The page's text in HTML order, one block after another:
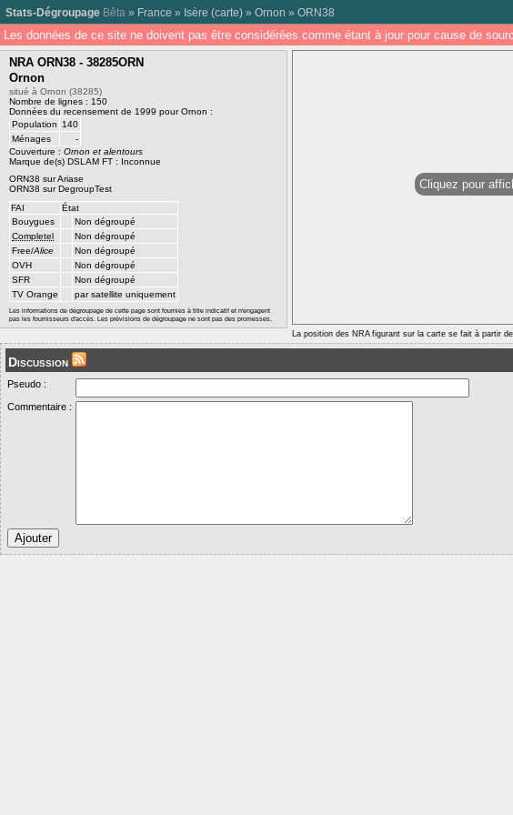
Stats-Dégroupage Bêta » France » Isère (carte) » Ornon » ORN38
Les données de ce site ne doivent pas être considérées comme étant à jour pour cause de
NRA ORN38 - 38285ORN
Ornon
situé à Ornon (38285)
Nombre de lignes : 150
Données du recensement de 1999 pour Ornon :
Population
140
Ménages
-
Couverture : Ornon et alentours
Marque de(s) DSLAM FT : Inconnue
ORN38 sur Ariase
ORN38 sur DegroupTest
FAI
État
Bouygues
Non dégroupé
Completel
Non dégroupé
Free/Alice
Non dégroupé
OVH
Non dégroupé
SFR
Non dégroupé
TV Orange
par satellite uniquement
Les informations de dégroupage de cette page sont fournies à titre indicatif et n'engagent
pas les fournisseurs d'accès. Les prévisions de dégroupage ne sont pas des promesses.
Cliquez pour
La position des NRA figurant sur la carte se fait à partir
Discussion
Pseudo :
Commentaire :